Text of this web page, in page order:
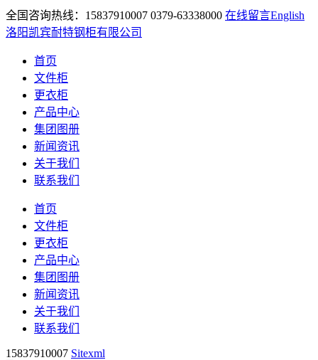
全国咨询热线：15837910007 0379-63338000 在线留言English
洛阳凯宾耐特钢柜有限公司
首页
文件柜
更衣柜
产品中心
集团图册
新闻资讯
关于我们
联系我们
首页
文件柜
更衣柜
产品中心
集团图册
新闻资讯
关于我们
联系我们
15837910007 Sitexml